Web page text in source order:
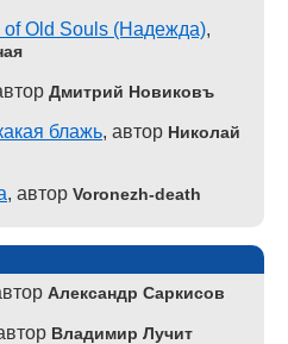
of Old Souls (Надежда),
Дмитрий Новиковъ
блажь, автор Николай
, автор Voronezh-death
Александр Саркисов
Владимир Лучит